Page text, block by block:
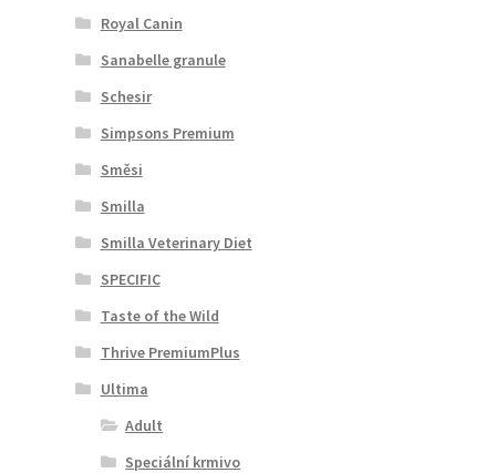
Royal Canin
Sanabelle granule
Schesir
Simpsons Premium
Směsi
Smilla
Smilla Veterinary Diet
SPECIFIC
Taste of the Wild
Thrive PremiumPlus
Ultima
Adult
Speciální krmivo